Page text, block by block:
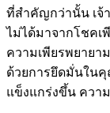
ที่สำคัญกว่านั้น เจ้
ไม่ได้มาจากโชคเ
ความเพียรพยาย
ด้วยการยึดมั่นใน
แข็งแกร่งขึ้น ควา